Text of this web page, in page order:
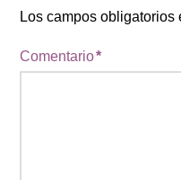
Los campos
Comentario*